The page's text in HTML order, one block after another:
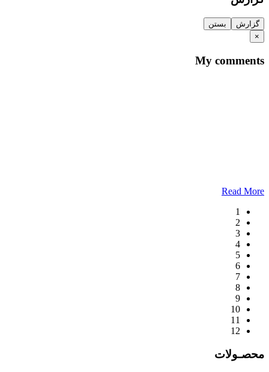
گزارش
بستن
×
My comments
Read More
1
2
3
4
5
6
7
8
9
10
11
12
محصـولات